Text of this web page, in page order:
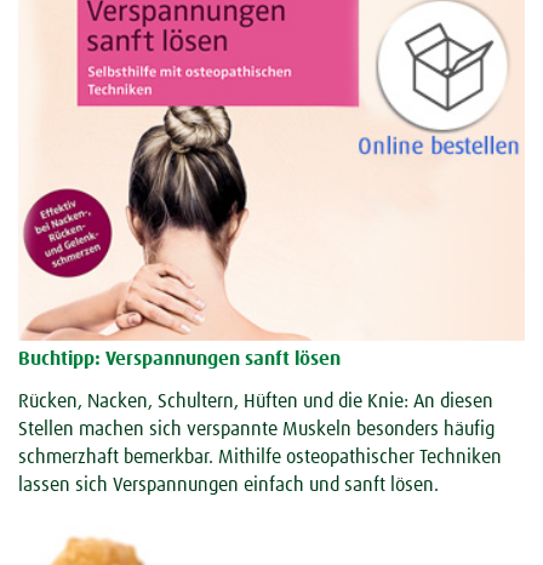
Buchtipp: Verspannungen sanft lösen
Rücken, Nacken, Schultern, Hüften und die Knie: An diesen
Stellen machen sich verspannte Muskeln besonders häufig
schmerzhaft bemerkbar. Mithilfe osteopathischer Techniken
lassen sich Verspannungen einfach und sanft lösen.